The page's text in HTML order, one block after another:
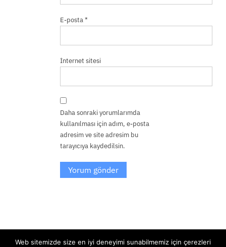
E-posta*
İnternet sitesi
Daha sonraki yorumlarımda
kullanılması için adım, e-posta
adresim ve site adresim bu
tarayıcıya kaydedilsin.
Web sitemizde size en iyi deneyimi sunabilmemiz için çerezleri